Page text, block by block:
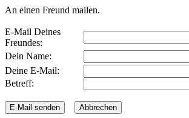
An einen Freund mailen.
E-Mail Deines
Freundes:
Dein Name:
Deine E-Mail:
Betreff: